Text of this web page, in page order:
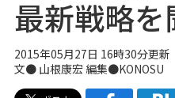
最新戦略を
2015年05月27日 16時30分更新
文● 山根康宏編集●KONOSU